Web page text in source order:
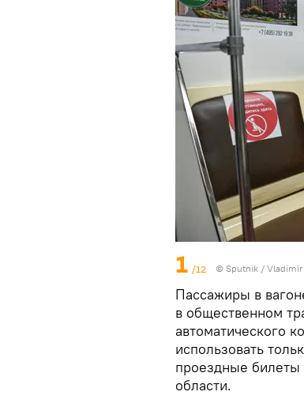
1 /12 © Sputnik / Vladimir
Пассажиры в
в общественном
автоматического
использовать
проездные билеты
области.